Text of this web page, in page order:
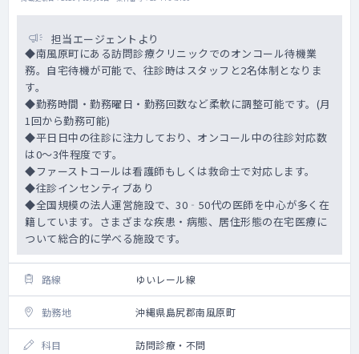
担当エージェントより
◆南風原町にある訪問診療クリニックでのオンコール待機業
務。自宅待機が可能で、往診時はスタッフと2名体制となりま
す。
◆勤務時間・勤務曜日・勤務回数など柔軟に調整可能です。(月
1回から勤務可能)
◆平日日中の往診に注力しており、オンコール中の往診対応数
は0～3件程度です。
◆ファーストコールは看護師もしくは救命士で対応します。
◆往診インセンティブあり
◆全国規模の法人運営施設で、30‐50代の医師を中心が多く在
籍しています。さまざまな疾患・病態、居住形態の在宅医療に
ついて総合的に学べる施設です。
路線 ゆいレール線
勤務地 沖縄県島尻郡南風原町
科目 訪問診療・不問